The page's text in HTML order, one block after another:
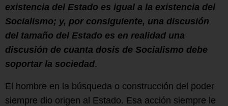
existencia del Estado es igual a la existencia del
Socialismo; y, por consiguiente, una discusión
del tamaño del Estado es en realidad una
discusión de cuanta dosis de Socialismo debe
soportar la sociedad.
El hombre en la búsqueda o construcción del poder
siempre dio origen al Estado. Esa acción siempre le